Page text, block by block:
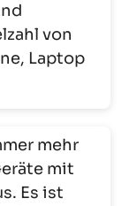
von
Laptop
mehr
mit
Es ist